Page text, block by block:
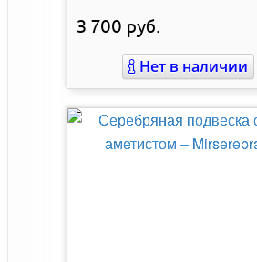
3 700 руб.
Нет в наличии